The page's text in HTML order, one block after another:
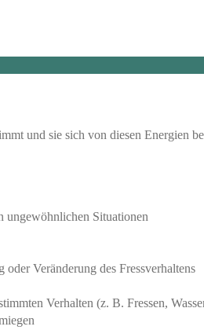
und sie sich von diesen Energien
ungewöhnlichen Situationen
Veränderung des Fressverhaltens
Verhalten (z. B. Fressen,